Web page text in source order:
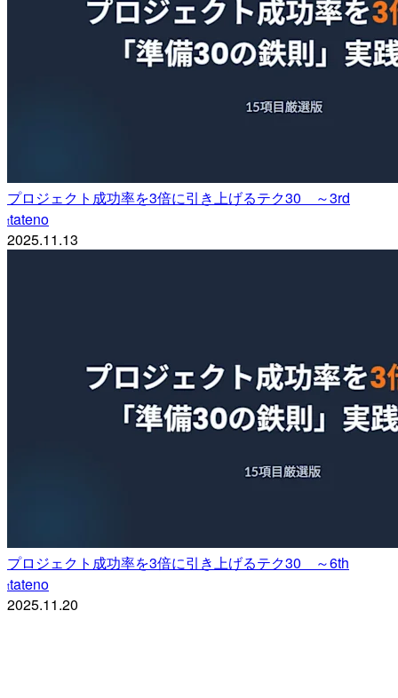
プロジェクト成功率を3倍に引き上げるテク30 ～3rd
ttateno
2025.11.13
プロジェクト成功率を3倍に引き上げるテク30 ～6th
ttateno
2025.11.20